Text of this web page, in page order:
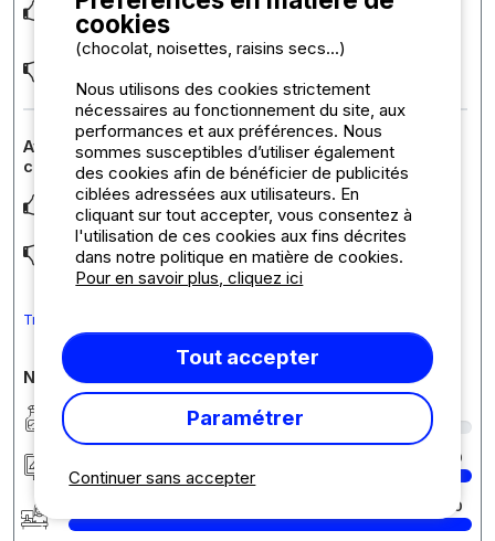
Accomodatie ok. Meteen aan kanaal met terrasjes en beziers
is mooie stad om te fietsen
Avis sur l'hébergement : Emplacement Confort
caravane/tente électricité (16 A)
Oke. Plaats was super
Koud water us niet fijn
Traduire le commentaire en Français
Notes détaillées du camping
10
10
Continuer sans accepter
cookies
(chocolat, noisettes, raisins secs...)
Nous utilisons des cookies strictement
nécessaires au fonctionnement du site, aux
performances et aux préférences. Nous
sommes susceptibles d’utiliser également
des cookies afin de bénéficier de publicités
ciblées adressées aux utilisateurs. En
cliquant sur tout accepter, vous consentez à
l'utilisation de ces cookies aux fins décrites
dans notre politique en matière de cookies.
Pour en savoir plus, cliquez ici
Tout accepter
Paramétrer